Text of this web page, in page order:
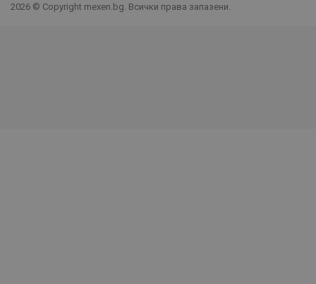
2026 © Copyright mexen.bg. Всички права запазени.